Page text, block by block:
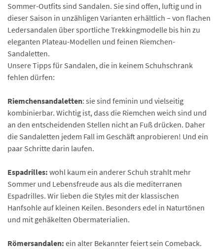
Sommer-Outfits sind Sandalen. Sie sind offen, luftig und in
dieser Saison in unzähligen Varianten erhältlich – von flachen
Ledersandalen über sportliche Trekkingmodelle bis hin zu
eleganten Plateau-Modellen und feinen Riemchen-
Sandaletten.
Unsere Tipps für Sandalen, die in keinem Schuhschrank
fehlen dürfen:
Riemchensandaletten: sie sind feminin und vielseitig
kombinierbar. Wichtig ist, dass die Riemchen weich sind und
an den entscheidenden Stellen nicht an Fuß drücken. Daher
die Sandaletten jedem Fall im Geschäft anprobieren! Und ein
paar Schritte darin laufen.
Espadrilles: wohl kaum ein anderer Schuh strahlt mehr
Sommer und Lebensfreude aus als die mediterranen
Espadrilles. Wir lieben die Styles mit der klassischen
Hanfsohle auf kleinen Keilen. Besonders edel in Naturtönen
und mit gehäkelten Obermaterialien.
Römersandalen: ein alter Bekannter feiert sein Comeback.